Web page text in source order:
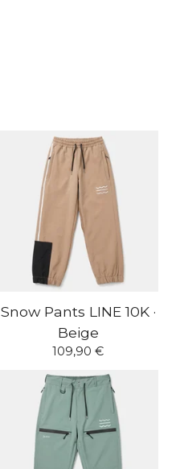
Snow Pants LINE 10K ·
Beige
109,90 €